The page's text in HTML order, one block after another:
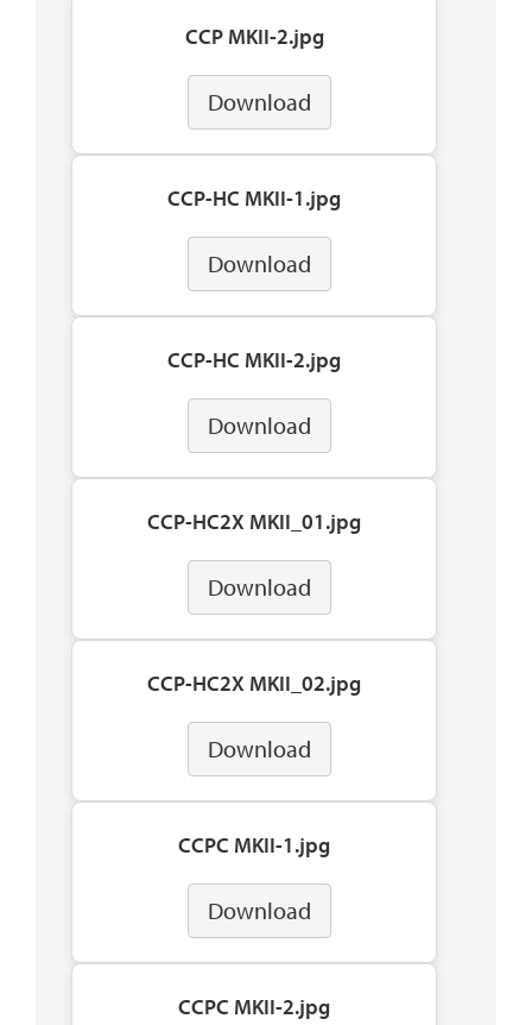
CCP MKII-2.jpg
Download
CCP-HC MKII-1.jpg
Download
CCP-HC MKII-2.jpg
Download
CCP-HC2X MKII_01.jpg
Download
CCP-HC2X MKII_02.jpg
Download
CCPC MKII-1.jpg
Download
CCPC MKII-2.jpg